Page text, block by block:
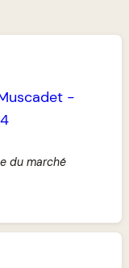
-
du marché